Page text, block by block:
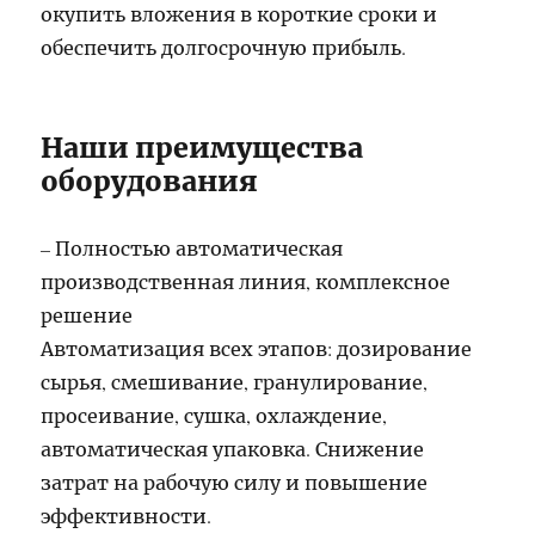
окупить вложения в короткие сроки и
обеспечить долгосрочную прибыль.
Наши преимущества
оборудования
– Полностью автоматическая
производственная линия, комплексное
решение
Автоматизация всех этапов: дозирование
сырья, смешивание, гранулирование,
просеивание, сушка, охлаждение,
автоматическая упаковка. Снижение
затрат на рабочую силу и повышение
эффективности.